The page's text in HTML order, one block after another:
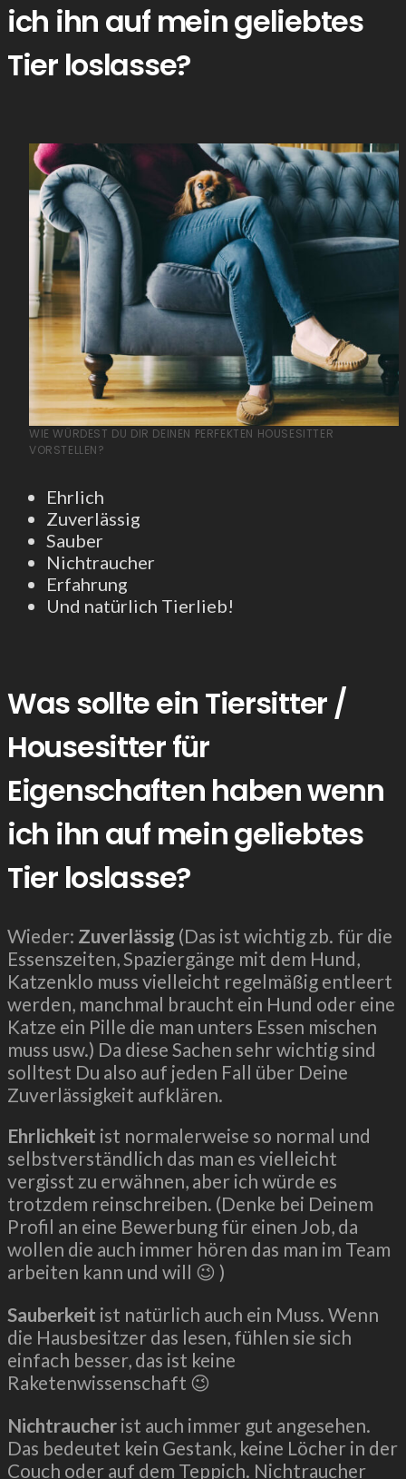
ich ihn auf mein geliebtes
Tier loslasse?
WIE WÜRDEST DU DIR DEINEN PERFEKTEN HOUSESITTER
VORSTELLEN?
Ehrlich
Zuverlässig
Sauber
Nichtraucher
Erfahrung
Und natürlich Tierlieb!
Was sollte ein Tiersitter /
Housesitter für
Eigenschaften haben wenn
ich ihn auf mein geliebtes
Tier loslasse?
Wieder: Zuverlässig (Das ist wichtig zb. für die
Essenszeiten, Spaziergänge mit dem Hund,
Katzenklo muss vielleicht regelmäßig entleert
werden, manchmal braucht ein Hund oder eine
Katze ein Pille die man unters Essen mischen
muss usw.) Da diese Sachen sehr wichtig sind
solltest Du also auf jeden Fall über Deine
Zuverlässigkeit aufklären.
Ehrlichkeit ist normalerweise so normal und
selbstverständlich das man es vielleicht
vergisst zu erwähnen, aber ich würde es
trotzdem reinschreiben. (Denke bei Deinem
Profil an eine Bewerbung für einen Job, da
wollen die auch immer hören das man im Team
arbeiten kann und will 😉 )
Sauberkeit ist natürlich auch ein Muss. Wenn
die Hausbesitzer das lesen, fühlen sie sich
einfach besser, das ist keine
Raketenwissenschaft 😉
Nichtraucher ist auch immer gut angesehen.
Das bedeutet kein Gestank, keine Löcher in der
Couch oder auf dem Teppich. Nichtraucher